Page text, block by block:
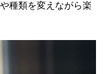
種類を変えながら楽